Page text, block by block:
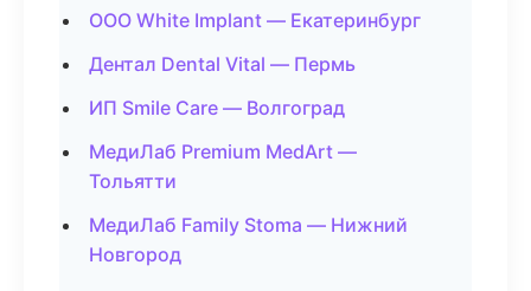
ООО White Implant — Екатеринбург
Дентал Dental Vital — Пермь
ИП Smile Care — Волгоград
МедиЛаб Premium MedArt —
Тольятти
МедиЛаб Family Stoma — Нижний
Новгород